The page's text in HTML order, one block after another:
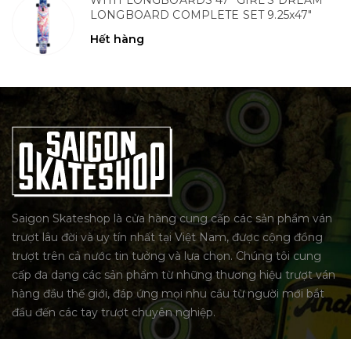
LONGBOARD COMPLETE SET 9.25x47"
Hết hàng
Saigon Skateshop là cửa hàng cung cấp các sản phẩm ván
trượt lâu đời và uy tín nhất tại Việt Nam, được cộng đồng
trượt trên cả nước tin tưởng và lựa chọn. Chúng tôi cung
cấp đa dạng các sản phẩm từ những thương hiệu trượt ván
hàng đầu thế giới, đáp ứng mọi nhu cầu từ người mới bắt
đầu đến các tay trượt chuyên nghiệp.